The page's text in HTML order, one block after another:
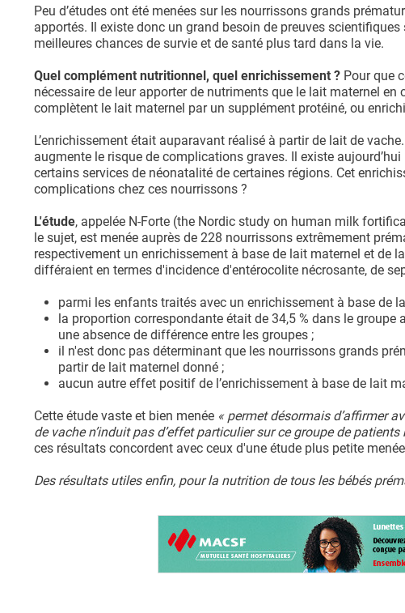
Peu d’études ont été menées sur les nourrissons grands
apportés. Il existe donc un grand besoin de preuves
meilleures chances de survie et de santé plus tard dans la vie.
Quel complément nutritionnel, quel enrichissement ? Pour que
nécessaire de leur apporter de nutriments que le lait maternel
complètent le lait maternel par un supplément protéiné, ou
L’enrichissement était auparavant réalisé à partir de lait de
augmente le risque de complications graves. Il existe
certains services de néonatalité de certaines régions. Cet
complications chez ces nourrissons ?
L'étude, appelée N-Forte (the Nordic study on human milk
le sujet, est menée auprès de 228 nourrissons extrêmement
respectivement un enrichissement à base de lait maternel et de
différaient en termes d'incidence d'entérocolite nécrosante, de
parmi les enfants traités avec un enrichissement à base de
la proportion correspondante était de 34,5 % dans le
une absence de différence entre les groupes ;
il n'est donc pas déterminant que les nourrissons grands
partir de lait maternel donné ;
aucun autre effet positif de l’enrichissement à base de lait
Cette étude vaste et bien menée « permet désormais d’affirmer
de vache n’induit pas d’effet particulier sur ce groupe de patients
ces résultats concordent avec ceux d'une étude plus petite
Des résultats utiles enfin, pour la nutrition de tous les bébés